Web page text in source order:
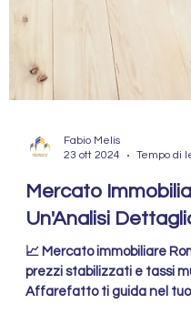
23 ott 2024
Tempo di
Mercato
Un'Analisi
📈 Mercato immobiliare